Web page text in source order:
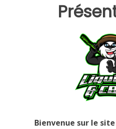
Bienvenue sur le